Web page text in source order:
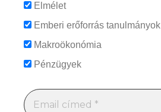
Elmélet
Emberi erőforrás tanulmányok
Makroökonómia
Pénzügyek